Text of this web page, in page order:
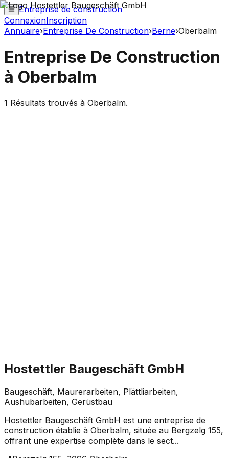
Entreprise de construction
ConnexionInscription
Annuaire›Entreprise De Construction›Berne›Oberbalm
Entreprise De Construction
à Oberbalm
1 Résultats trouvés à Oberbalm.
Hostettler Baugeschäft GmbH
Baugeschäft, Maurerarbeiten, Plättliarbeiten,
Aushubarbeiten, Gerüstbau
Hostettler Baugeschäft GmbH est une entreprise de
construction établie à Oberbalm, située au Bergzelg 155,
offrant une expertise complète dans le sect...